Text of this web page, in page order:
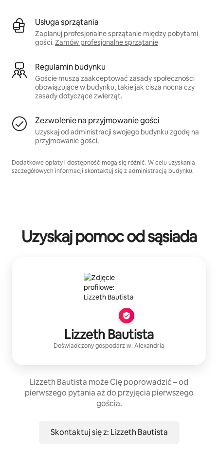
Usługa sprzątania
Zaplanuj profesjonalne sprzątanie między pobytami
gości.Zamów profesjonalne sprzątanie
Regulamin budynku
Goście muszą zaakceptować zasady społeczności
obowiązujące w budynku, takie jak cisza nocna czy
zasady dotyczące zwierząt.
Zezwolenie na przyjmowanie gości
Uzyskaj od administracji swojego budynku zgodę na
przyjmowanie gości.
Dodatkowe opłaty i dostępność mogą się różnić. W celu uzyskania
szczegółowych informacji skontaktuj się z administracją budynku.
Uzyskaj pomoc od sąsiada
Lizzeth Bautista
Doświadczony gospodarzw: Alexandria
Lizzeth Bautista może Cię poprowadzić – od
pierwszego pytania aż do przyjęcia pierwszego
gościa.
Skontaktuj się z: Lizzeth Bautista